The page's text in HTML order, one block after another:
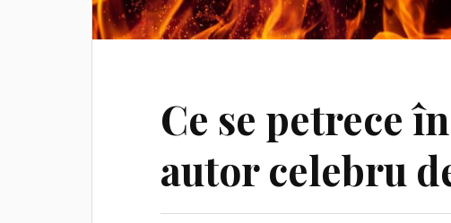
Ce se petrece
autor celebru